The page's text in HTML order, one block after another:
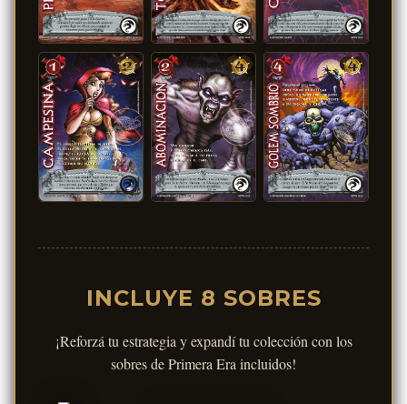
INCLUYE 8 SOBRES
¡Reforzá tu estrategia y expandí tu colección con los
sobres de Primera Era incluidos!